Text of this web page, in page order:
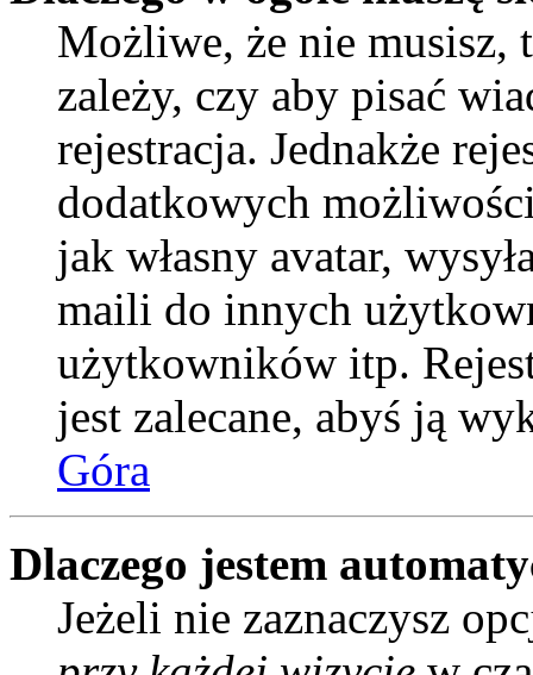
Możliwe, że nie musisz,
zależy, czy aby pisać
rejestracja. Jednakże
dodatkowych
jak własny avatar,
maili do innych
użytkowników itp.
jest zalecane, abyś ją
Góra
Dlaczego jestem
Jeżeli nie zaznaczysz